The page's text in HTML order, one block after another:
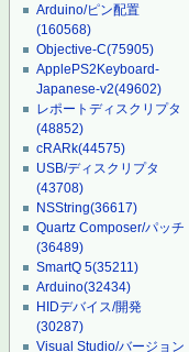
Arduino/ピン配置
(160568)
Objective-C(75905)
ApplePS2Keyboard-
Japanese-v2(49602)
レポートディスクリプタ
(48852)
cRARk(44575)
USB/ディスクリプタ
(43708)
NSString(36617)
Quartz Composer/パッチ
(36489)
SmartQ 5(35211)
Arduino(32434)
HIDデバイス/開発
(30287)
Visual Studio/バージョン